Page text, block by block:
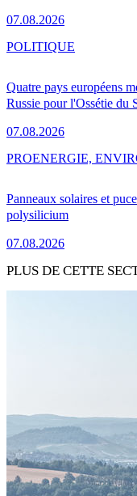
07.08.2026
Quatre pays européens
Russie pour l'Ossétie du
07.08.2026
POLITIQUE
Panneaux solaires et
polysilicium
07.08.2026
PROENERGIE,
PLUS DE CETTE